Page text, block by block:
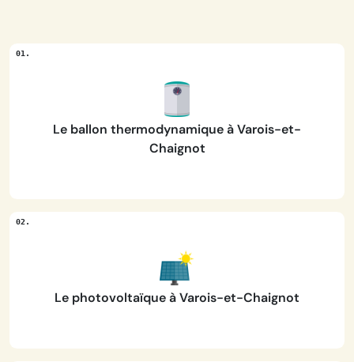
Le ballon thermodynamique à Varois-et-
Chaignot
Le photovoltaïque à Varois-et-Chaignot